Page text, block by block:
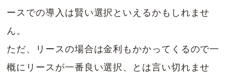
ースでの導入は賢い選択といえるかもしれませ
ん。
ただ、リースの場合は金利もかかってくるので一
概にリースが一番良い選択、とは言い切れませ